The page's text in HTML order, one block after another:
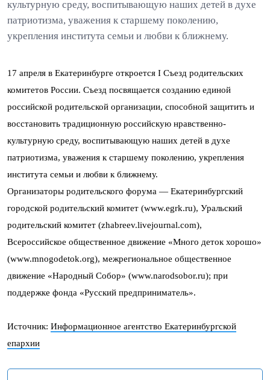
культурную среду, воспитывающую наших детей в духе
патриотизма, уважения к старшему поколению,
укрепления института семьи и любви к ближнему.
17 апреля в Екатеринбурге откроется I Съезд родительских
комитетов России. Съезд посвящается созданию единой
российской родительской организации, способной защитить и
восстановить традиционную российскую нравственно-
культурную среду, воспитывающую наших детей в духе
патриотизма, уважения к старшему поколению, укрепления
института семьи и любви к ближнему.
Организаторы родительского форума — Екатеринбургский
городской родительский комитет (www.egrk.ru), Уральский
родительский комитет (zhabreev.livejournal.com),
Всероссийское общественное движение «Много деток хорошо»
(www.mnogodetok.org), межрегиональное общественное
движение «Народный Собор» (www.narodsobor.ru); при
поддержке фонда «Русский предприниматель».
Источник: Информационное агентство Екатеринбургской
епархии